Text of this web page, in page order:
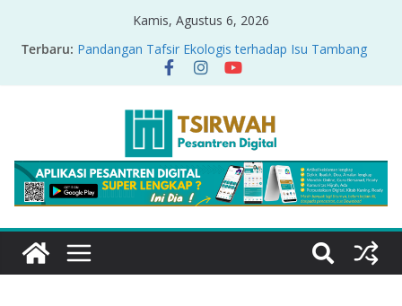
Kamis, Agustus 6, 2026
Terbaru: Pandangan Tafsir Ekologis terhadap Isu Tambang
Nikel di Raja Ampat
PRODUK RELASI KUASA-IDIOLOGI PADA TAFSIR
Sirah Nabawiyah
Oversharing dan Privasi dalam Al-Qur’an: “Ketika
Ayat Bicara Soal Curhat di Sosmed”
Menyikapi Fatherless, Kisah Lukman Menjadi
Cerminan